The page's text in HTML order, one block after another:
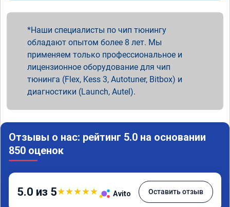
Наши специалисты по чип тюнингу
обладают опытом более 8 лет. Мы
применяем только профессиональное и
лицензионное оборудование для чип
тюнинга (Flex, Kess 3, Autotuner, Bitbox) и
диагностики (Launch, Autel).
Отзывы о нас: рейтинг 5.0 на основании
850 оценок
5.0 из 5★★★★★ Avito Оставить отзыв